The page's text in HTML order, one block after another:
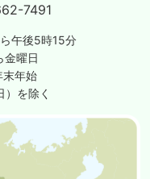
7491
午後5時15分
金曜日
末年始
）を除く